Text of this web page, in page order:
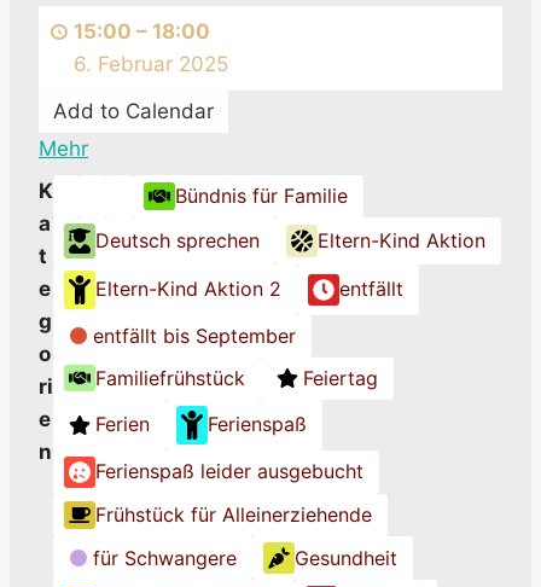
u.
Baby+Kleinkind
Café
15:00 – 18:00
6. Februar 2025
Add to Calendar
Mehr
MütZe
K
a
t
e
g
o
ri
e
n
a
t
e
g
o
r
e
o
h
e
a
t
e
g
o
r
e
o
h
e
a
e
g
r
i
o
h
e
Bündnis für Familie
Deutsch sprechen
Eltern-Kind Aktion
Eltern-Kind Aktion 2
entfällt
entfällt bis September
Familiefrühstück
Feiertag
Ferien
Ferienspaß
Ferienspaß leider ausgebucht
Frühstück für Alleinerziehende
für Schwangere
Gesundheit